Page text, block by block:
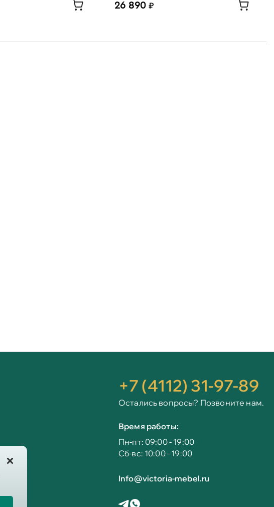
26 890
+7 (4112) 31-97-89
Остались вопросы? Позвоните нам.
Время работы:
Пн-пт: 09:00 - 19:00
Сб-вс: 10:00 - 19:00
Info@victoria-mebel.ru